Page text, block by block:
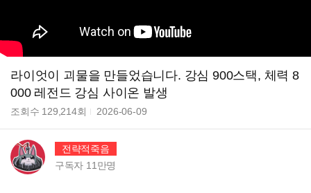
라이엇이 괴물을 만들었습니다. 강심 900스택, 체력 8
000 레전드 강심 사이온 발생
조회수 129,214회 2026-06-09
전략적죽음
구독자 11만명